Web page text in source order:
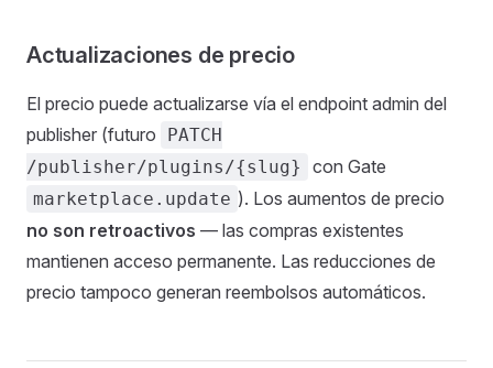
Actualizaciones de precio
El precio puede actualizarse vía el endpoint admin del
publisher (futuro
PATCH
/publisher/plugins/{slug}
con Gate
marketplace.update ). Los aumentos de precio
no son retroactivos — las compras existentes
mantienen acceso permanente. Las reducciones de
precio tampoco generan reembolsos automáticos.